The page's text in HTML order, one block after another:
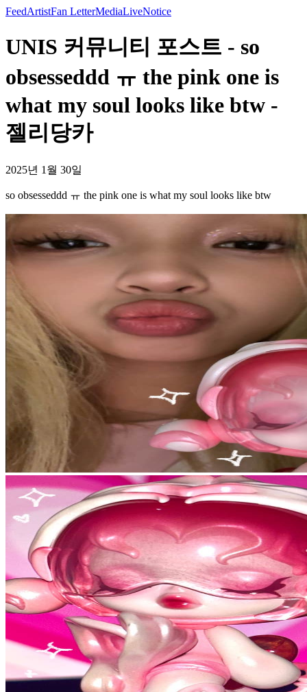
FeedArtistFan LetterMediaLiveNotice
UNIS 커뮤니티 포스트 - so
obsesseddd ㅠ the pink one is
what my soul looks like btw -
젤리당카
2025년 1월 30일
so obsesseddd ㅠ the pink one is what my soul looks like btw